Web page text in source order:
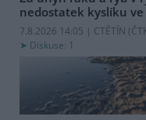
nedostatek kyslíku ve
7.8.2026 14:05 | CTĚTÍN (
Diskuse: 1